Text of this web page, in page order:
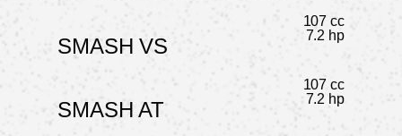
SMASH VS
107 cc
7.2 hp
SMASH AT
107 cc
7.2 hp